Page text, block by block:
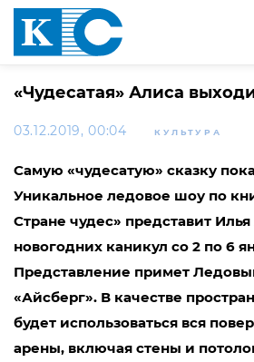
«Чудесатая» Алиса
03.12.2019, 00:04 КУЛЬТУРА
Самую «чудесатую» сказку
Уникальное ледовое шоу по
Стране чудес» представит
новогодних каникул со 2 по 6
Представление примет
«Айсберг». В качестве
будет использоваться вся
арены, включая стены и